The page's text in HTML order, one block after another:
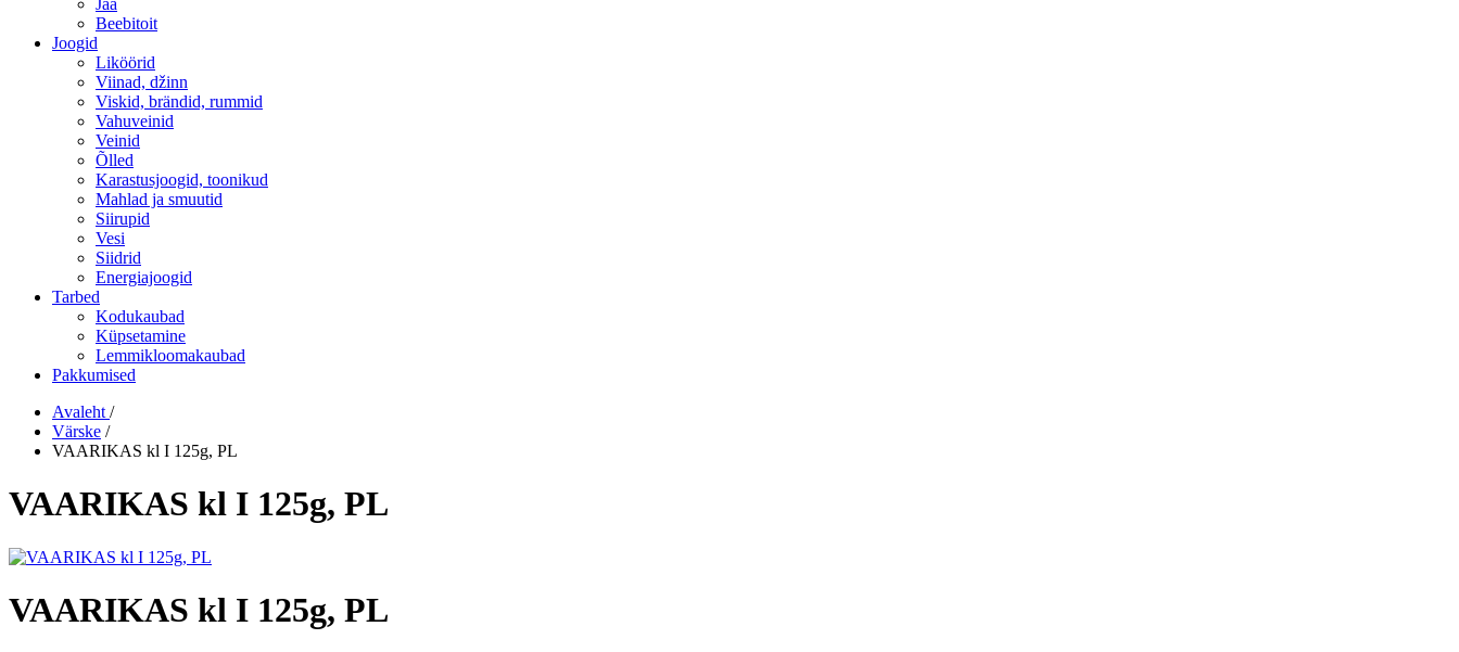
Jää
Beebitoit
Joogid
Liköörid
Viinad, džinn
Viskid, brändid, rummid
Vahuveinid
Veinid
Õlled
Karastusjoogid, toonikud
Mahlad ja smuutid
Siirupid
Vesi
Siidrid
Energiajoogid
Tarbed
Kodukaubad
Küpsetamine
Lemmikloomakaubad
Pakkumised
Avaleht /
Värske /
VAARIKAS kl I 125g, PL
VAARIKAS kl I 125g, PL
VAARIKAS kl I 125g, PL